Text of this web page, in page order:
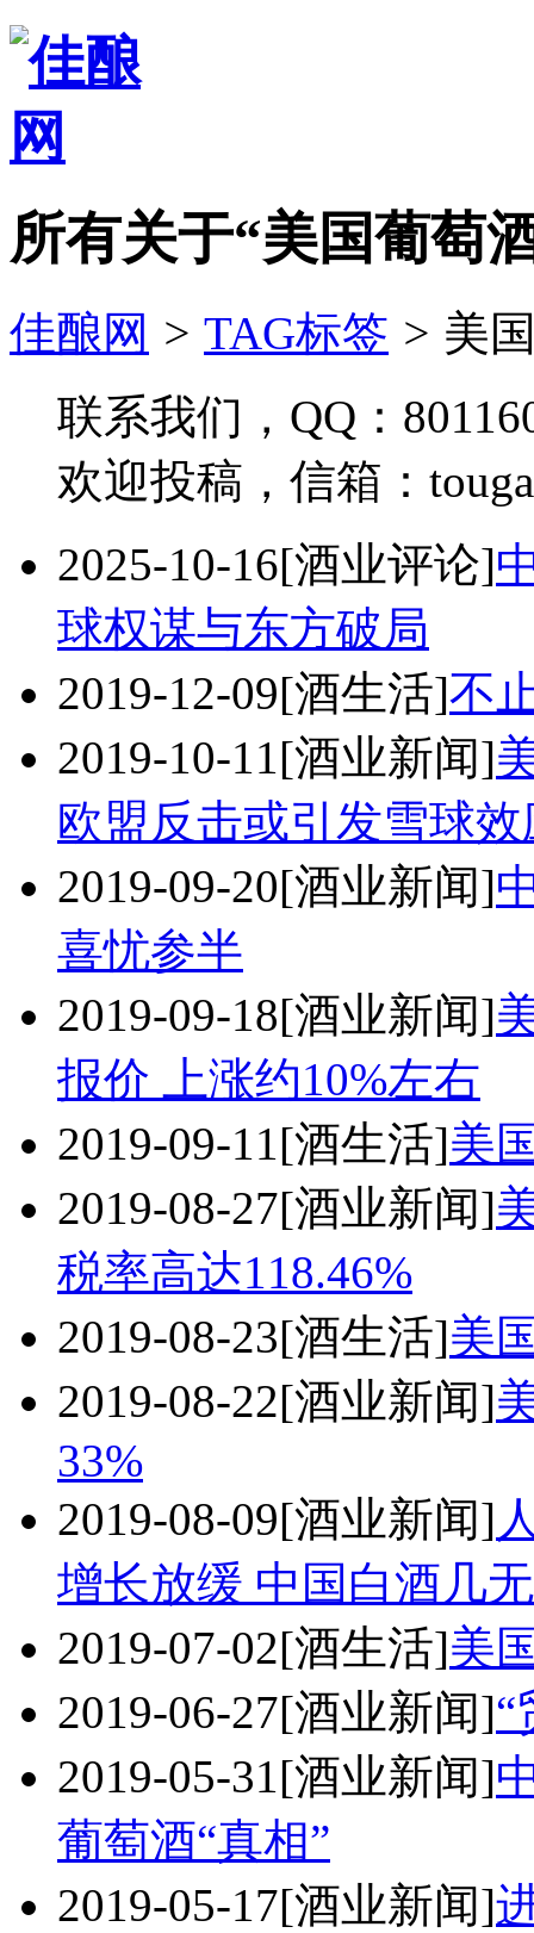
所有关于“美国葡萄
佳酿网 > TAG标签 > 美
联系我们，QQ：
欢迎投稿，信箱：
2025-10-16[酒业评论]
球权谋与东方破局
2019-12-09[酒生活]不
2019-10-11[酒业新闻]
欧盟反击或引发雪球效
2019-09-20[酒业新闻]
喜忧参半
2019-09-18[酒业新闻]
报价 上涨约10%左右
2019-09-11[酒生活]美
2019-08-27[酒业新闻]
税率高达118.46%
2019-08-23[酒生活]美
2019-08-22[酒业新闻]
33%
2019-08-09[酒业新闻]
增长放缓 中国白酒几无
2019-07-02[酒生活]美
2019-06-27[酒业新闻]“
2019-05-31[酒业新闻]
葡萄酒“真相”
2019-05-17[酒业新闻]